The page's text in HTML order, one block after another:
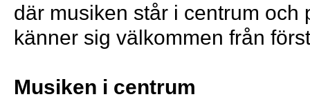
där musiken står i centrum och
känner sig välkommen från
Musiken i centrum